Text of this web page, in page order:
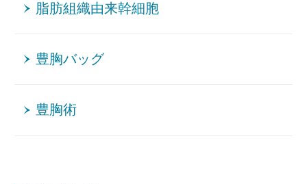
脂肪組織由来幹細胞
豊胸バッグ
豊胸術